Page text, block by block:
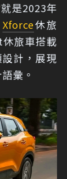
是2023年
Xforce休旅
旅車搭載
計，展現
彙。